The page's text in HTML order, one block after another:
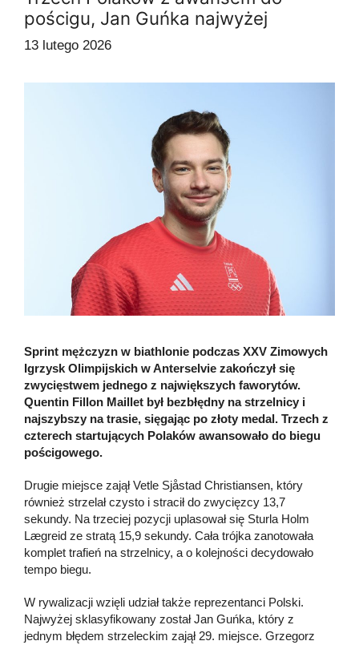
pościgu, Jan Guńka najwyżej
13 lutego 2026
Sprint mężczyzn w biathlonie podczas XXV Zimowych
Igrzysk Olimpijskich w Anterselvie zakończył się
zwycięstwem jednego z największych faworytów.
Quentin Fillon Maillet był bezbłędny na strzelnicy i
najszybszy na trasie, sięgając po złoty medal. Trzech z
czterech startujących Polaków awansowało do biegu
pościgowego.
Drugie miejsce zajął Vetle Sjåstad Christiansen, który
również strzelał czysto i stracił do zwycięzcy 13,7
sekundy. Na trzeciej pozycji uplasował się Sturla Holm
Lægreid ze stratą 15,9 sekundy. Cała trójka zanotowała
komplet trafień na strzelnicy, a o kolejności decydowało
tempo biegu.
W rywalizacji wzięli udział także reprezentanci Polski.
Najwyżej sklasyfikowany został Jan Guńka, który z
jednym błędem strzeleckim zajął 29. miejsce. Grzegorz